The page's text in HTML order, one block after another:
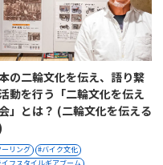
の二輪文化を伝え、語り繋
動を行う「二輪文化を伝え
」とは？ (二輪文化を伝える
リング
バイク文化